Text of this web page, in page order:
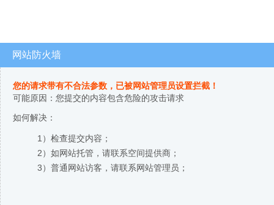
网站防火墙
您的请求带有不合法参数，已被网站管理员设置拦截！
可能原因：您提交的内容包含危险的攻击请求
如何解决：
1）检查提交内容；
2）如网站托管，请联系空间提供商；
3）普通网站访客，请联系网站管理员；